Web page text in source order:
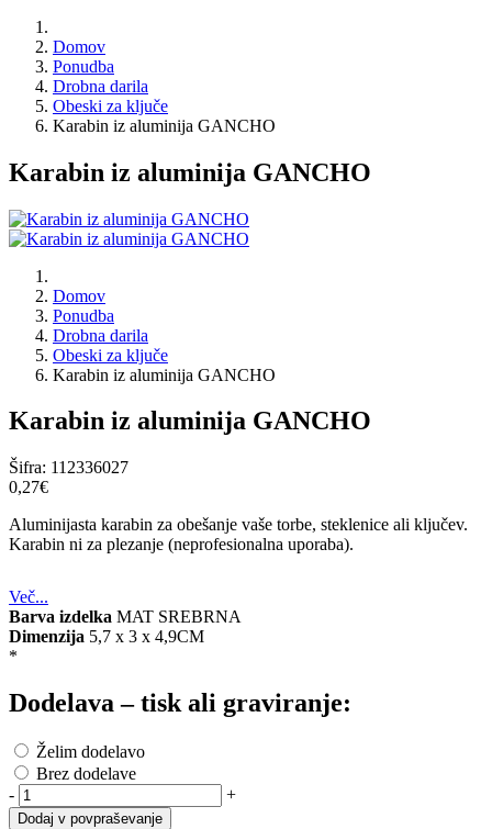
Domov
Ponudba
Drobna darila
Obeski za ključe
Karabin iz aluminija GANCHO
Karabin iz aluminija GANCHO
Domov
Ponudba
Drobna darila
Obeski za ključe
Karabin iz aluminija GANCHO
Karabin iz aluminija GANCHO
Šifra: 112336027
0,27‎€
Aluminijasta karabin za obešanje vaše torbe, steklenice ali ključev.
Karabin ni za plezanje (neprofesionalna uporaba).
Več...
Barva izdelka MAT SREBRNA
Dimenzija 5,7 x 3 x 4,9CM
*
Dodelava – tisk ali graviranje:
Želim dodelavo
Brez dodelave
-
+
Dodaj v povpraševanje